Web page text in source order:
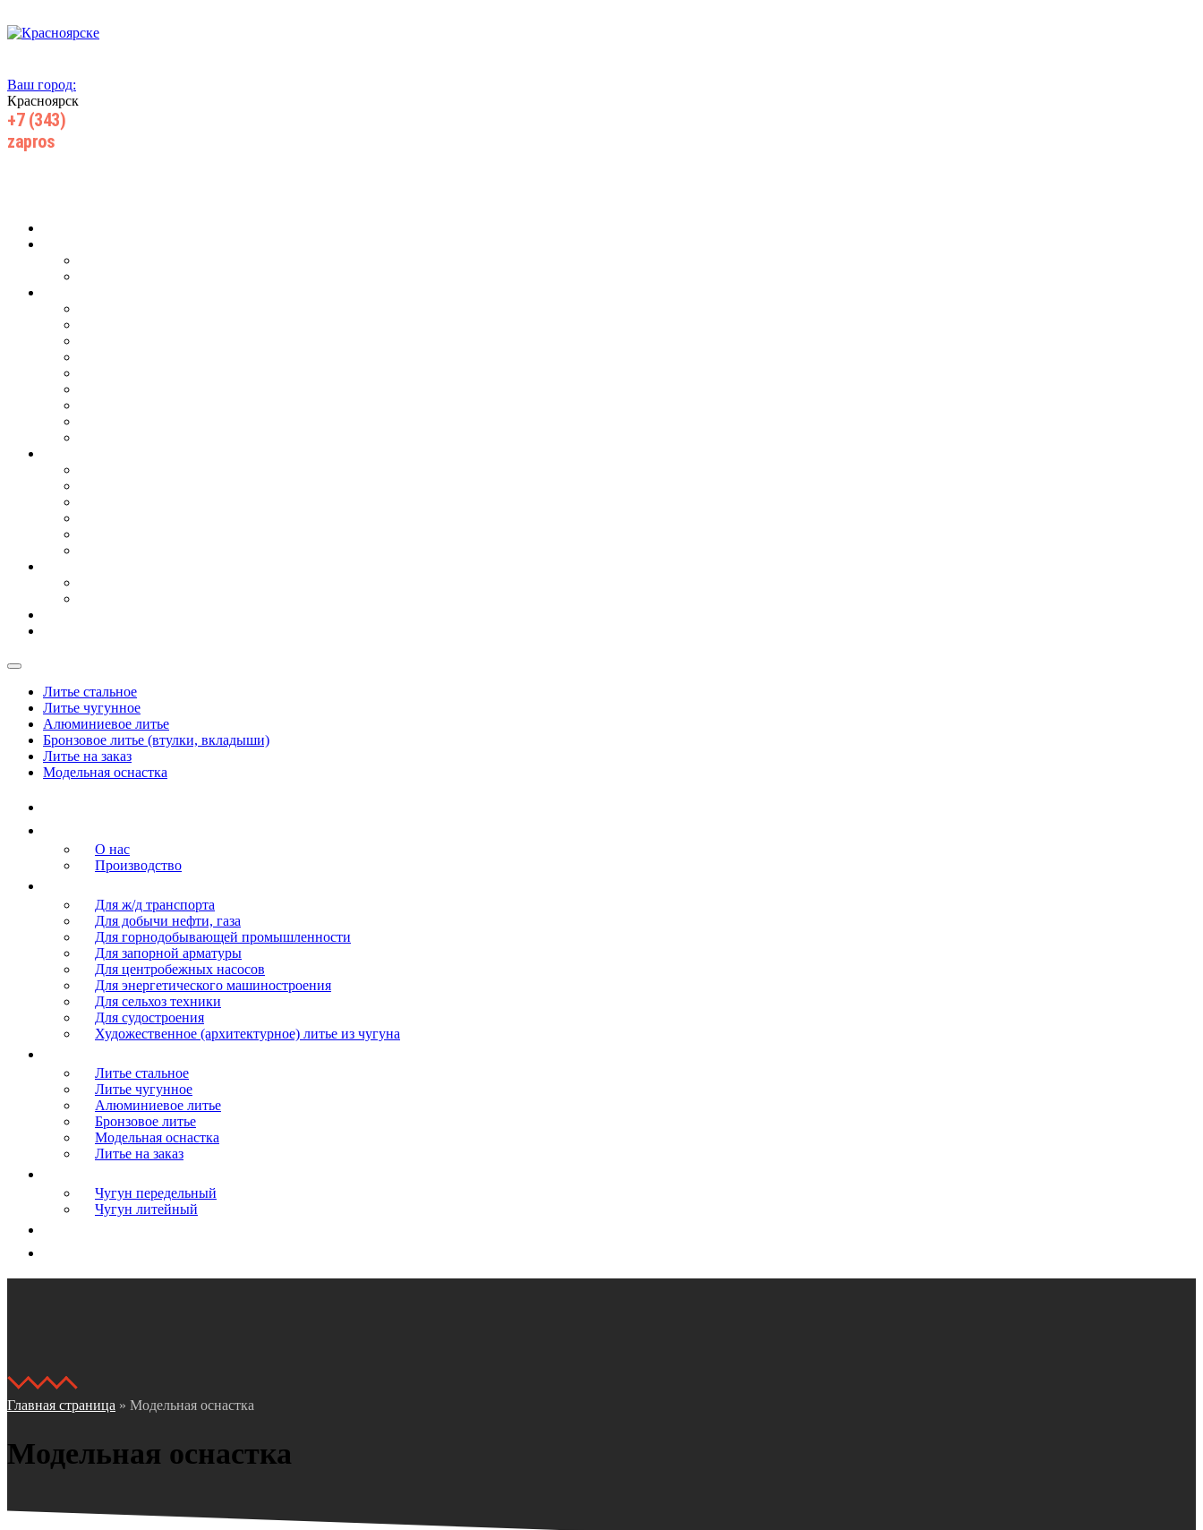
Ваш город:
Красноярск
+7 (343)
zapros
Литье стальное
Литье чугунное
Алюминиевое литье
Бронзовое литье (втулки, вкладыши)
Литье на заказ
Модельная оснастка
О нас
Производство
Для ж/д транспорта
Для добычи нефти, газа
Для горнодобывающей промышленности
Для запорной арматуры
Для центробежных насосов
Для энергетического машиностроения
Для сельхоз техники
Для судостроения
Художественное (архитектурное) литье из чугуна
Литье стальное
Литье чугунное
Алюминиевое литье
Бронзовое литье
Модельная оснастка
Литье на заказ
Чугун передельный
Чугун литейный
Главная страница » Модельная оснастка
Модельная оснастка